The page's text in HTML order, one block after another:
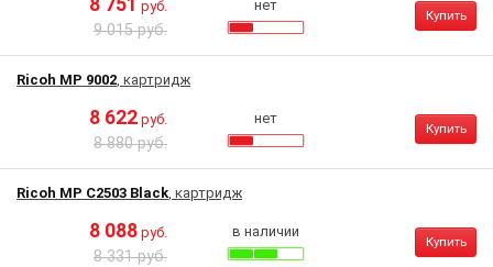
8 751 руб.
9 015 руб.
нет
Купить
Ricoh MP 9002, картридж
8 622 руб.
8 880 руб.
нет
Купить
Ricoh MP C2503 Black, картридж
8 088 руб.
8 331 руб.
в наличии
Купить